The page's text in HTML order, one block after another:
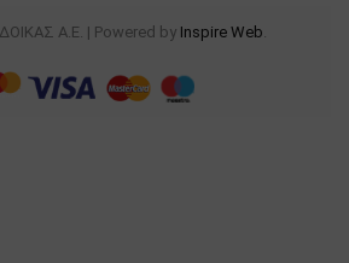
Α.Ε. | Powered by Inspire Web.